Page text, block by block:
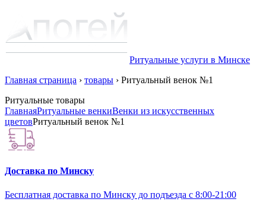
Ритуальные услуги в Минске
Главная страница › товары › Ритуальный венок №1
Ритуальные товары
ГлавнаяРитуальные венкиВенки из искусственных
цветовРитуальный венок №1
Доставка по Минску
Бесплатная доставка по Минску до подъезда с 8:00-21:00